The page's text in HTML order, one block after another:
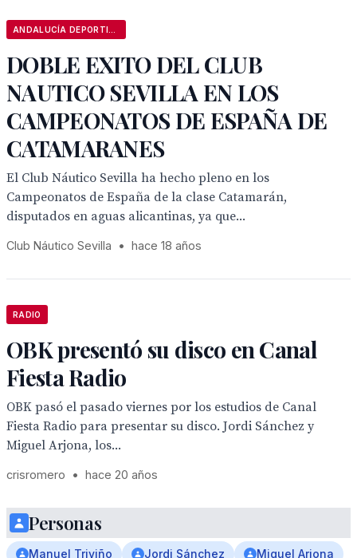
DOBLE EXITO DEL CLUB
NAUTICO SEVILLA EN LOS
CAMPEONATOS DE ESPAÑA DE
CATAMARANES
El Club Náutico Sevilla ha hecho pleno en los
Campeonatos de España de la clase Catamarán,
disputados en aguas alicantinas, ya que...
Club Náutico Sevilla • hace 18 años
RADIO
OBK presentó su disco en Canal
Fiesta Radio
OBK pasó el pasado viernes por los estudios de Canal
Fiesta Radio para presentar su disco. Jordi Sánchez y
Miguel Arjona, los...
crisromero • hace 20 años
Personas
Manuel Triviño Jordi Sánchez Miguel Arjona